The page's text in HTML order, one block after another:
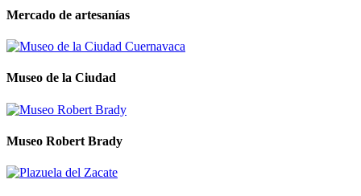
Mercado de artesanías
Museo de la Ciudad
Museo Robert Brady